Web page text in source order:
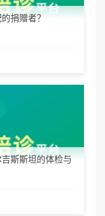
捐赠者？
斯斯坦的体检与